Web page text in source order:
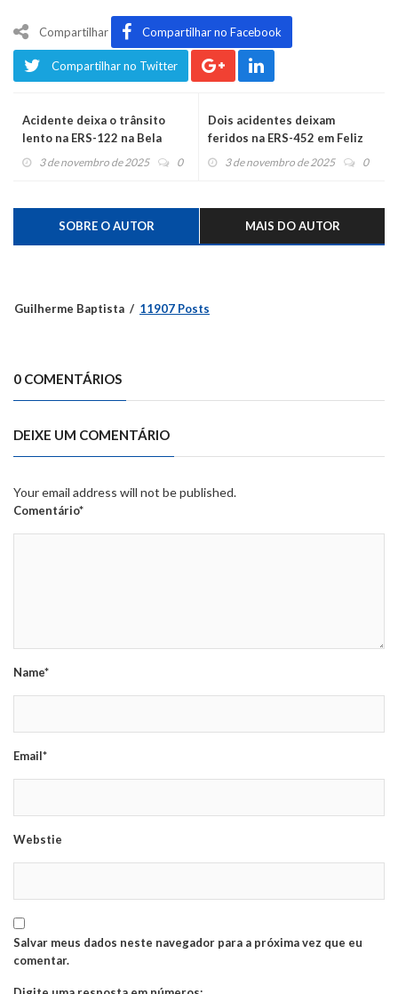
Compartilhar Compartilhar no Facebook
Compartilhar no Twitter
Acidente deixa o trânsito
lento na ERS-122 na Bela
Vista3 de novembro de 2025 0
Dois acidentes deixam
feridos na ERS-452 em Feliz
3 de novembro de 2025 0
SOBRE O AUTOR MAIS DO AUTOR
Guilherme Baptista 11907 Posts
0 COMENTÁRIOS
DEIXE UM COMENTÁRIO
Your email address will not be published.
Comentário*
Name*
Email*
Webstie
Salvar meus dados neste navegador para a próxima vez que eu
comentar.